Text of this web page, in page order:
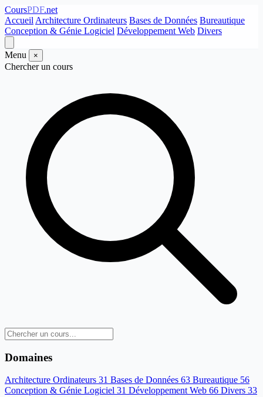
CoursPDF.net
Accueil Architecture Ordinateurs Bases de Données Bureautique
Conception & Génie Logiciel Développement Web Divers
Menu ×
Chercher un cours
Domaines
Architecture Ordinateurs 31 Bases de Données 63 Bureautique 56
Conception & Génie Logiciel 31 Développement Web 66 Divers 33